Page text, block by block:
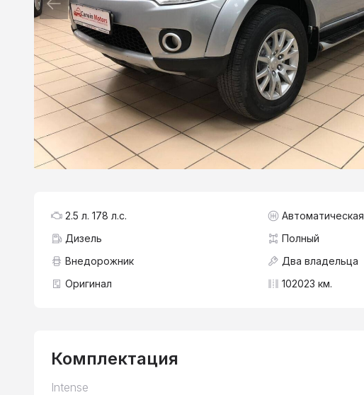
2.5 л. 178 л.с.
Автоматическая
Дизель
Полный
Внедорожник
Два владельца
Оригинал
102023 км.
Комплектация
Intense